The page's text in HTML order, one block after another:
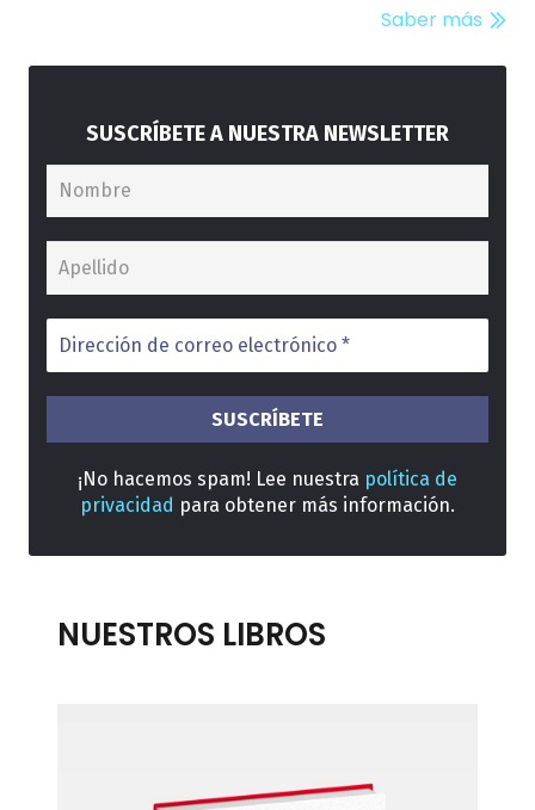
Saber más
SUSCRÍBETE A NUESTRA NEWSLETTER
¡No hacemos spam! Lee nuestra política de
privacidad para obtener más información.
NUESTROS LIBROS